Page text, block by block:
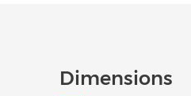
Dimensions